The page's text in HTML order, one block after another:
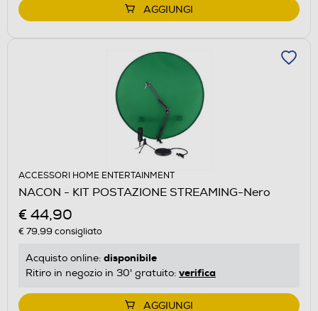
AGGIUNGI
ACCESSORI HOME ENTERTAINMENT
NACON - KIT POSTAZIONE STREAMING-Nero
€ 44,90
€ 79,99 consigliato
Acquisto online: disponibile
Ritiro in negozio in 30' gratuito: verifica
AGGIUNGI